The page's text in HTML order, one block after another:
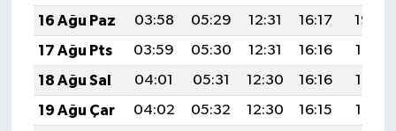
16 Ağu Paz
03:58 05:29 12:31 16:17
19:22
17 Ağu Pts
03:59 05:30 12:31 16:16
19:21
18 Ağu Sal
04:01 05:31 12:30 16:16
19:19
19 Ağu Çar
04:02 05:32 12:30 16:15
19:18